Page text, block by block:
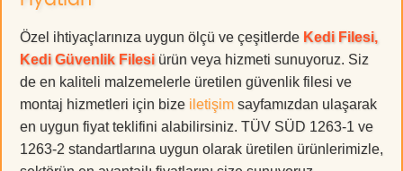
Özel ihtiyaçlarınıza uygun ölçü ve çeşitlerde Kedi Filesi,
Kedi Güvenlik Filesi ürün veya hizmeti sunuyoruz. Siz
de en kaliteli malzemelerle üretilen güvenlik filesi ve
montaj hizmetleri için bize iletişim sayfamızdan ulaşarak
en uygun fiyat teklifini alabilirsiniz. TÜV SÜD 1263-1 ve
1263-2 standartlarına uygun olarak üretilen ürünlerimizle,